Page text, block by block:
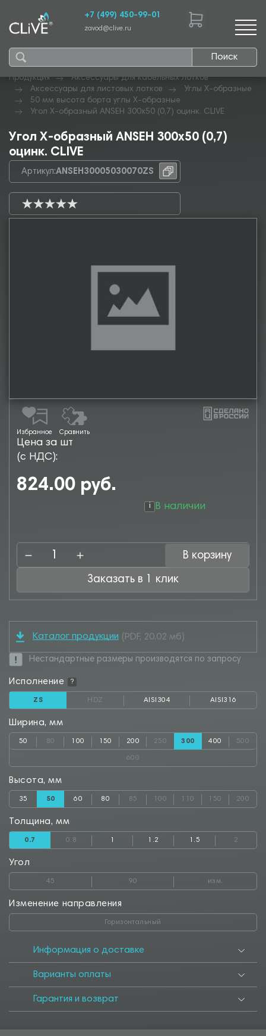
Поиск
+7 (499) 450-99-01
zavod@clive.ru
Продукция
Аксессуары для кабельных лотков
Аксессуары для листовых лотков
Углы Х-образные
50 мм высота борта углы Х-образные
Угол Х-образный ANSEH 300х50 (0,7) оцинк. CLIVE
Угол Х-образный ANSEH 300х50 (0,7)
оцинк. CLIVE
Артикул:ANSEH30005030070ZS
Избранное Сравнить
Цена за шт
(с НДС):
824.00 руб.
В наличии
i
В корзину
Заказать в 1 клик
Каталог продукции (PDF, 20.02 мб)
Нестандартные размеры производятся по запросу
Исполнение ?
ZS HDZ AISI304 AISI316
Ширина, мм
50 80 100 150 200 250 300 400 500
600
Высота, мм
35 50 60 80 85 100 110 150 200
Толщина, мм
0.7 0.8 1.2 1.5 2
Угол
45 90 изм.
Изменение направления
Горизонтальный
Информация о доставке
Варианты оплаты
Гарантия и возврат